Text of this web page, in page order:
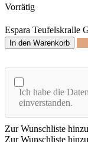
Vorrätig
Espara Teufelskralle
In den Warenkorb
Ich habe die
einverstanden.
Zur Wunschliste
Zur Wunschliste